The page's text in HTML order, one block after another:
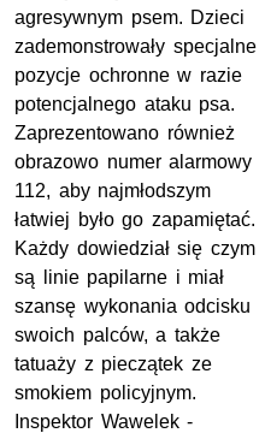
agresywnym psem. Dzieci
zademonstrowały specjalne
pozycje ochronne w razie
potencjalnego ataku psa.
Zaprezentowano również
obrazowo numer alarmowy
112, aby najmłodszym
łatwiej było go zapamiętać.
Każdy dowiedział się czym
są linie papilarne i miał
szansę wykonania odcisku
swoich palców, a także
tatuaży z pieczątek ze
smokiem policyjnym.
Inspektor Wawelek -